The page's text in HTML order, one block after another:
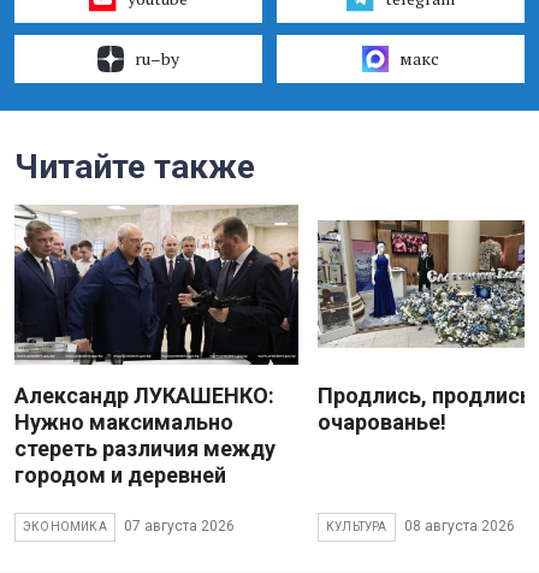
ru–by макс
Читайте также
Александр ЛУКАШЕНКО:
Нужно максимально
стереть различия между
городом и деревней
ЭКОНОМИКА 07 августа 2026
Продлись, продлись
очарованье!
КУЛЬТУРА 08 августа 2026